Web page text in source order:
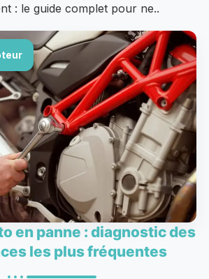
: le guide complet pour ne..
en panne : diagnostic des
les plus fréquentes